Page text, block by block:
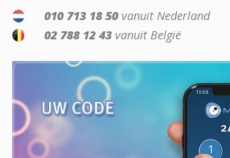
010 713 18 50 vanuit Nederland
02 788 12 43 vanuit België